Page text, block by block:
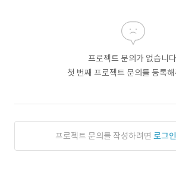
프로젝트 문의가 없습니
첫 번째 프로젝트 문의를 등록
프로젝트 문의를 작성하려면 로그인